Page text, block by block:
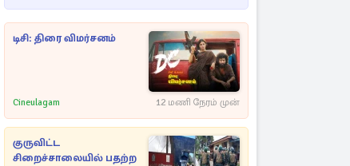
டிசி: திரை விமர்சனம்
Cineulagam 12 மணி நேரம் முன்
குருவிட்ட
சிறைச்சாலையில் பதற்ற